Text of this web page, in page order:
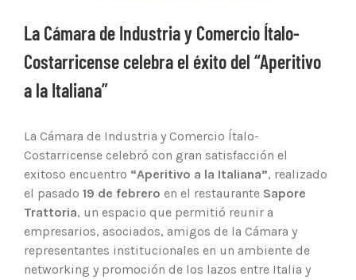
La Cámara de Industria y Comercio Ítalo-
Costarricense celebra el éxito del “Aperitivo
a la Italiana”
La Cámara de Industria y Comercio Ítalo-
Costarricense celebró con gran satisfacción el
exitoso encuentro “Aperitivo a la Italiana”, realizado
el pasado 19 de febrero en el restaurante Sapore
Trattoria, un espacio que permitió reunir a
empresarios, asociados, amigos de la Cámara y
representantes institucionales en un ambiente de
networking y promoción de los lazos entre Italia y